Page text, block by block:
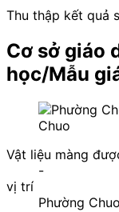
Thu thập kết quả
Cơ sở giáo
học/Mẫu
Vật liệu màng
-
vị trí
Phường